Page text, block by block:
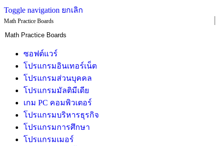
Toggle navigation ยกเลิก
Math Practice Boards
ซอฟต์แวร์
โปรแกรมอินเทอร์เน็ต
โปรแกรมส่วนบุคคล
โปรแกรมมัลติมีเดีย
เกม PC คอมพิวเตอร์
โปรแกรมบริหารธุรกิจ
โปรแกรมการศึกษา
โปรแกรมเมอร์